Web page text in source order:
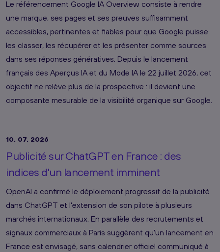
Le référencement Google IA Overview consiste à rendre
une marque, ses pages et ses preuves suffisamment
accessibles, pertinentes et fiables pour que Google puisse
les classer, les récupérer et les présenter comme sources
dans ses réponses génératives. Depuis le lancement
français des Aperçus IA et du Mode IA le 22 juillet 2026, cet
objectif ne relève plus de la prospective : il devient une
composante mesurable de la visibilité organique sur Google.
10. 07. 2026
Publicité sur ChatGPT en France : des
indices d'un lancement imminent
OpenAI a confirmé le déploiement progressif de la publicité
dans ChatGPT et l'extension de son pilote à plusieurs
marchés internationaux. En parallèle des recrutements et
signaux commerciaux à Paris suggèrent qu'un lancement en
France est envisagé, sans calendrier officiel communiqué à